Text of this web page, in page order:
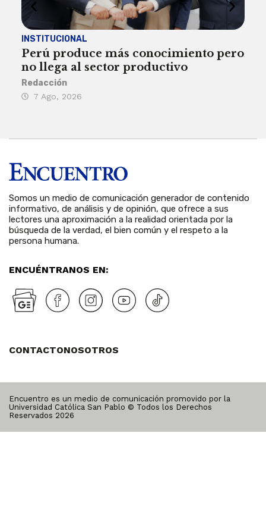
INSTITUCIONAL
Perú produce más conocimiento pero
no llega al sector productivo
Redacción
7 Ago, 2026
Somos un medio de comunicación generador de contenido
informativo, de análisis y de opinión, que ofrece a sus
lectores una aproximación a la realidad orientada por la
búsqueda de la verdad, el bien común y el respeto a la
persona humana.
ENCUÉNTRANOS EN:
CONTACTONOSOTROS
Encuentro es un medio de comunicación promovido por la
Universidad Católica San Pablo © Todos los Derechos
Reservados 2026